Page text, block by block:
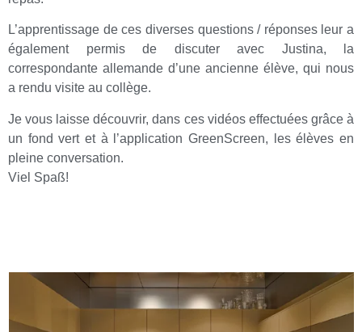
L’apprentissage de ces diverses questions / réponses leur a
également permis de discuter avec Justina, la
correspondante allemande d’une ancienne élève, qui nous
a rendu visite au collège.
Je vous laisse découvrir, dans ces vidéos effectuées grâce à
un fond vert et à l’application GreenScreen, les élèves en
pleine conversation.
Viel Spaß!